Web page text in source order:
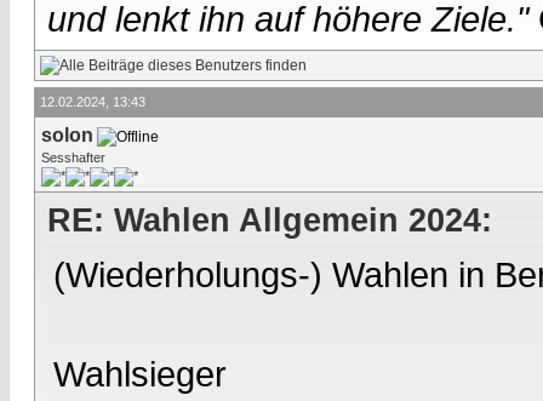
und lenkt ihn auf höhere Ziele."
12.02.2024, 13:43
solon
Sesshafter
RE: Wahlen Allgemein 2024:
(Wiederholungs-) Wahlen in
Wahlsieger